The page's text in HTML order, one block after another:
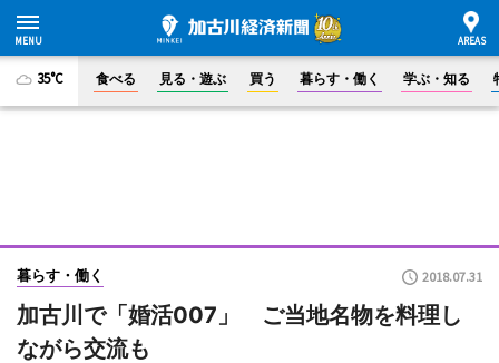
35°C 食べる 見る・遊ぶ 買う 暮らす・働く 学ぶ・知る
暮らす・働く 2018.07.31
加古川で「婚活007」 ご当地名物を料理し
ながら交流も